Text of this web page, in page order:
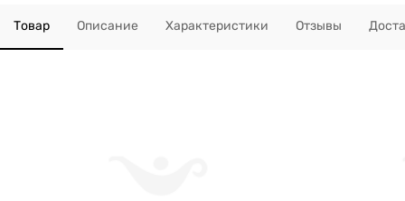
Товар Описание Характеристики Отзывы